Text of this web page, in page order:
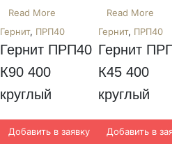
Read More
Гернит, ПРП40
Гернит ПРП40
К90 400
круглый
Добавить в заявку
Read More
Гернит, ПРП40
Гернит
К45 400
круглый
Добавить в